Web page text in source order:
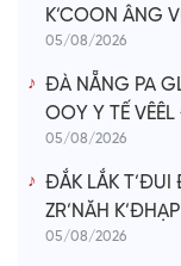
K’COON ÂNG
05/08/2026
ĐÀ NẴNG PA
OOY Y TẾ
05/08/2026
ĐẮK LẮK T’ĐUI
ZR’NĂH
05/08/2026